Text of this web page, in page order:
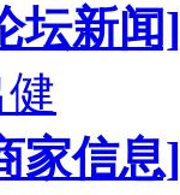
坛新闻]
家信息]